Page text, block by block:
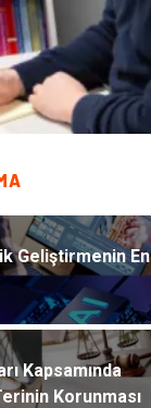
Geliştirmenin En
Kapsamında
Korunması